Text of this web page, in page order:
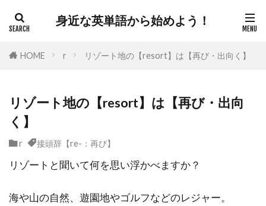
身近な英単語から始めよう！
HOME r リゾート地の【resort】は【再び・出向く】
リゾート地の【resort】は【再び・出向
く】
r 接頭辞【re-：再び】
リゾートと聞いて何を思い浮かべますか？
海や山の自然、遊園地やゴルフなどのレジャー。